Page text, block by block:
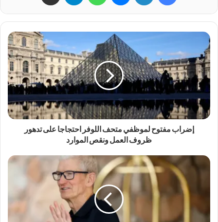
إضراب مفتوح لموظفي متحف اللوفر احتجاجا على تدهور
ظروف العمل ونقص الموارد